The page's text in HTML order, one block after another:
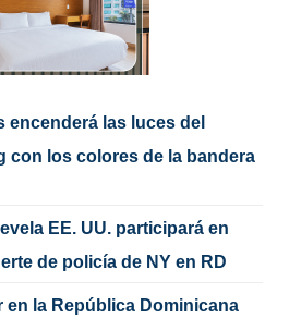
encenderá las luces del
con los colores de la bandera
EE. UU. participará en
de policía de NY en RD
en la República Dominicana